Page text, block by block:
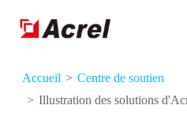
Accueil
Centre de soutien
Illustration des solutions